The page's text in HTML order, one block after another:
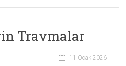
Travmalar
11 Ocak 2026